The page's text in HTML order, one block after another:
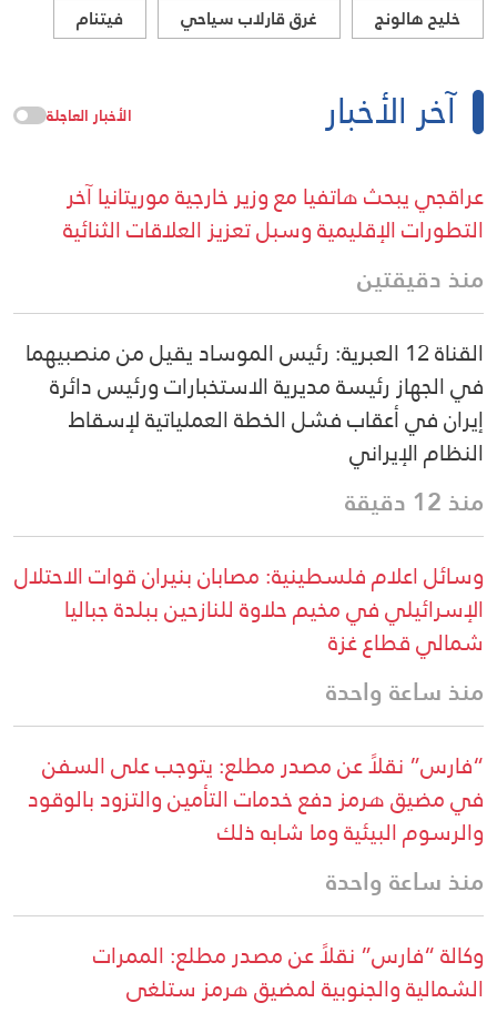
خليح هالونج غرق قارلاب سياحي فيتنام
آخر الأخبار الأخبار العاجلة
عراقجي يبحث هاتفيا مع وزير خارجية موريتانيا آخر
التطورات الإقليمية وسبل تعزيز العلاقات الثنائية
منذ دقيقتين
القناة 12 العبرية: رئيس الموساد يقيل من منصبيهما
في الجهاز رئيسة مديرية الاستخبارات ورئيس دائرة
إيران في أعقاب فشل الخطة العملياتية لإسقاط
النظام الإيراني
منذ 12 دقيقة
وسائل اعلام فلسطينية: مصابان بنيران قوات الاحتلال
الإسرائيلي في مخيم حلاوة للنازحين ببلدة جباليا
شمالي قطاع غزة
منذ ساعة واحدة
“فارس” نقلاً عن مصدر مطلع: يتوجب على السفن
في مضيق هرمز دفع خدمات التأمين والتزود بالوقود
والرسوم البيئية وما شابه ذلك
منذ ساعة واحدة
وكالة “فارس” نقلاً عن مصدر مطلع: الممرات
الشمالية والجنوبية لمضيق هرمز ستلغى